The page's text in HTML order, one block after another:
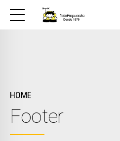
HOME
Footer